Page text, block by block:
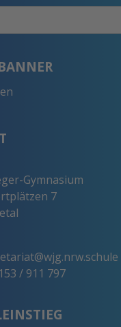
Gymnasium
7
/ 911 797